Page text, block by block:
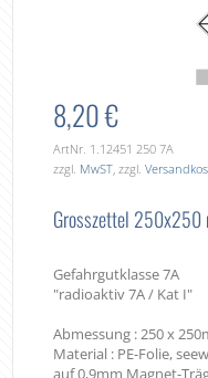
8,20 €
ArtNr. 1.12451 250 7A
zzgl. MwST, zzgl.
Grosszettel 250x250
Gefahrgutklasse 7A
"radioaktiv 7A / Kat I"
Abmessung : 250 x
Material : PE-Folie,
auf 0,9mm Magnet-